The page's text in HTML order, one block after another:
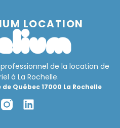
LOCATION
de la location de
à La Rochelle.
de Québec 17000 La Rochelle